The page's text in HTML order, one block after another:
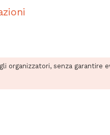
organizzatori, senza